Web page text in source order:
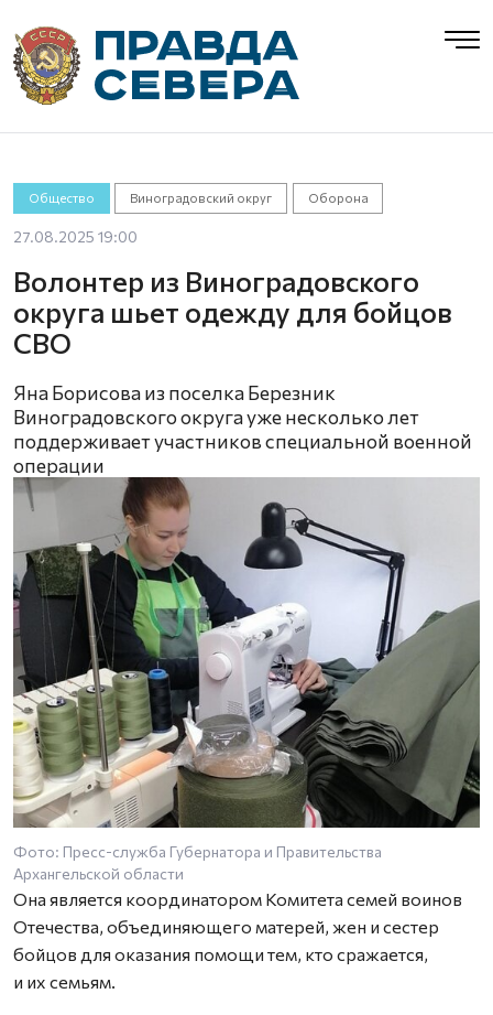
Общество Виноградовский округ Оборона
27.08.2025 19:00
Волонтер из Виноградовского
округа шьет одежду для бойцов
СВО
Яна Борисова из поселка Березник
Виноградовского округа уже несколько лет
поддерживает участников специальной военной
операции
Фото: Пресс-служба Губернатора и Правительства
Архангельской области
Она является координатором Комитета семей воинов
Отечества, объединяющего матерей, жен и сестер
бойцов для оказания помощи тем, кто сражается,
и их семьям.